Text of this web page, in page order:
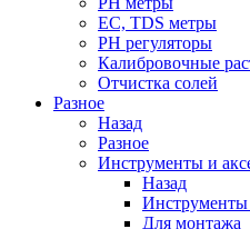
EC, TDS метры
PH регуляторы
Калибровочные
Отчистка солей
Разное
Назад
Разное
Инструменты и
Назад
Инструменты
Для монтажа